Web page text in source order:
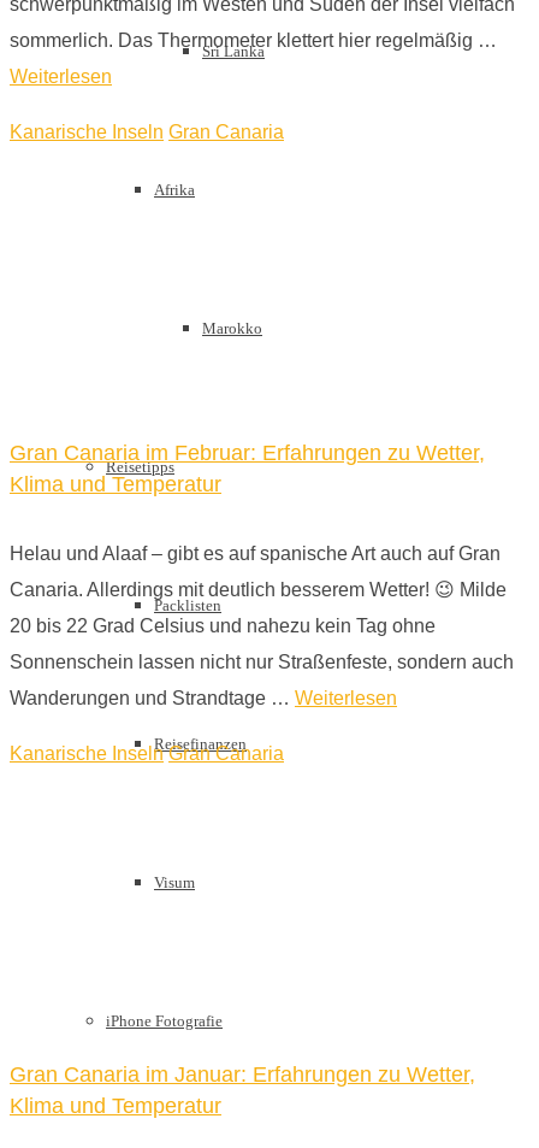
Sri Lanka
Afrika
Marokko
Reisetipps
Packlisten
Reisefinanzen
Visum
iPhone Fotografie
schwerpunktmäßig im Westen und Süden der Insel vielfach
sommerlich. Das Thermometer klettert hier regelmäßig …
Weiterlesen
Kanarische Inseln Gran Canaria
Gran Canaria im Februar: Erfahrungen zu Wetter,
Klima und Temperatur
Helau und Alaaf – gibt es auf spanische Art auch auf Gran
Canaria. Allerdings mit deutlich besserem Wetter! 😉 Milde
20 bis 22 Grad Celsius und nahezu kein Tag ohne
Sonnenschein lassen nicht nur Straßenfeste, sondern auch
Wanderungen und Strandtage … Weiterlesen
Kanarische Inseln Gran Canaria
Gran Canaria im Januar: Erfahrungen zu Wetter,
Klima und Temperatur